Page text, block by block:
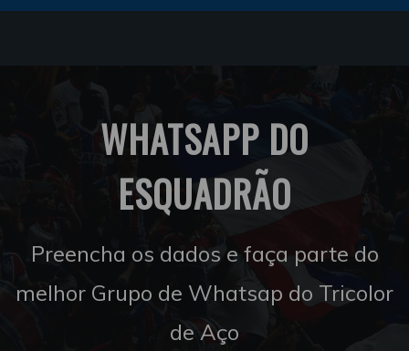
WHATSAPP DO
ESQUADRÃO
Preencha os dados e faça parte do
melhor Grupo de Whatsap do Tricolor
de Aço